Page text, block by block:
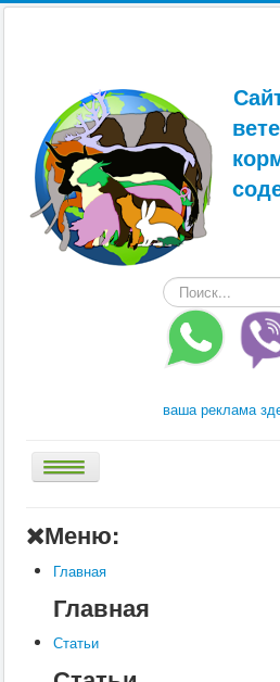
Искать...
ваша реклама
Книги
Меню:
Главная
Главная
Статьи